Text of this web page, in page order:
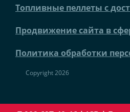
Топливные пеллеты с
Продвижение сайта в
Политика обработки
Copyright 2026